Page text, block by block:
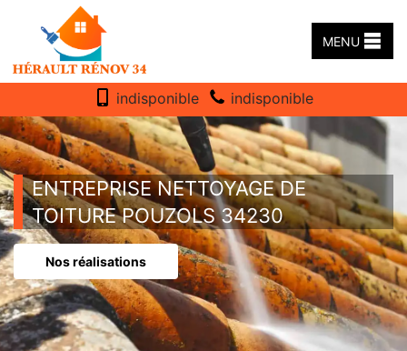
MENU
indisponible indisponible
ENTREPRISE NETTOYAGE DE
TOITURE POUZOLS 34230
Nos réalisations